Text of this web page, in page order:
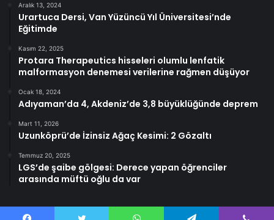
Aralık 13, 2024
Urartuca Dersi, Van Yüzüncü Yıl Üniversitesi’nde
Eğitimde
Kasım 22, 2025
Protara Therapeutics hisseleri olumlu lenfatik
malformasyon denemesi verilerine rağmen düşüyor
Ocak 18, 2024
Adıyaman’da 4, Akdeniz’de 3,8 büyüklüğünde deprem
Mart 11, 2026
Uzunköprü’de İzinsiz Ağaç Kesimi: 2 Gözaltı
Temmuz 20, 2025
LGS’de şaibe gölgesi: Derece yapan öğrenciler
arasında müftü oğlu da var